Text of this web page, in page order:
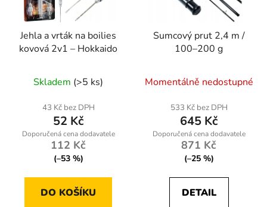
Jehla a vrták na boilies
kovová 2v1 – Hokkaido
Skladem (>5 ks)
43 Kč bez DPH
52 Kč
112 Kč
(–53 %)
DO KOŠÍKU
Sumcový prut 2,4 m /
100–200 g
Momentálně nedostupné
533 Kč bez DPH
645 Kč
871 Kč
(–25 %)
DETAIL